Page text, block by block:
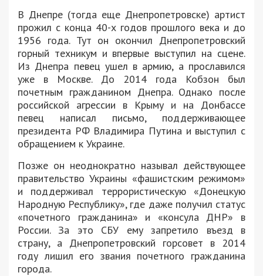
В Днепре (тогда еще Днепропетровске) артист
прожил с конца 40-х годов прошлого века и до
1956 года. Тут он окончил Днепропетровский
горный техникум и впервые выступил на сцене.
Из Днепра певец ушел в армию, а прославился
уже в Москве. До 2014 года Кобзон был
почетным гражданином Днепра. Однако после
российской агрессии в Крыму и на Донбассе
певец написал письмо, поддерживающее
президента РФ Владимира Путина и выступил с
обращением к Украине.
Позже он неоднократно называл действующее
правительство Украины «фашистским режимом»
и поддерживал террористическую «Донецкую
Народную Республику», где даже получил статус
«почетного гражданина» и «консула ДНР» в
России. За это СБУ ему запретило въезд в
страну, а Днепропетровский горсовет в 2014
году лишил его звания почетного гражданина
города.